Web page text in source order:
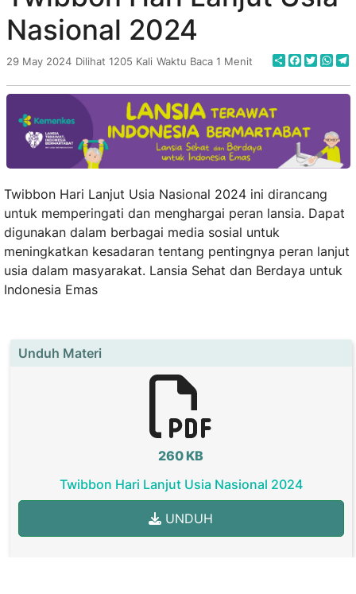
Nasional 2024
29 May 2024 Dilihat 1205 Kali Waktu Baca 1 Menit Share
Twibbon Hari Lanjut Usia Nasional 2024 ini dirancang
untuk memperingati dan menghargai peran lansia. Dapat
digunakan dalam berbagai media sosial untuk
meningkatkan kesadaran tentang pentingnya peran lanjut
usia dalam masyarakat. Lansia Sehat dan Berdaya untuk
Indonesia Emas
Unduh Materi
260 KB
Twibbon Hari Lanjut Usia Nasional 2024
UNDUH